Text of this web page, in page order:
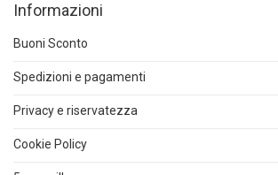
Informazioni
Buoni Sconto
Spedizioni e pagamenti
Privacy e riservatezza
Cookie Policy